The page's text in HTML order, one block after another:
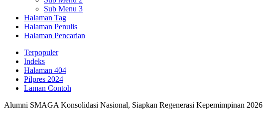
Sub Menu 3
Halaman Tag
Halaman Penulis
Halaman Pencarian
Terpopuler
Indeks
Halaman 404
Pilpres 2024
Laman Contoh
Alumni SMAGA Konsolidasi Nasional, Siapkan Regenerasi Kepemimpinan 2026